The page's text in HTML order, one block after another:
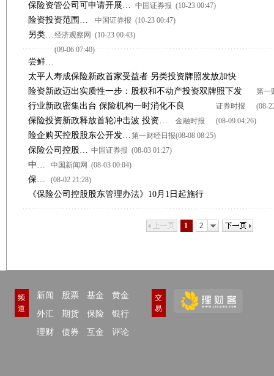
(10-23 00:47)
中国证券报
(10-23 00:47)
保险资管公司可申请开展公募业务 险企又迎利好
中国证券报
(10-23 00:43)
险资投资范围进一步扩大
经济观察网
(09-06 07:40)
另类投资牌照密集下发 险资青睐债权计划
尝鲜另类投资 保险基础设施债权计划先行
太平人寿成保险新政首家受益者 另类投资牌照发放加快
第一
(08-
险资新政迈出实质性一步：股权和不动产投资双牌照下发
证券时报
(08-09 04:26)
行业新政密集出台 保险机构一时消化不良
金融时报
(08-08 08:25)
保险投资新政释放首轮冲击波 投资准入门槛齐降
第一财经日报
(08-03 01:27)
险企购买控股股东公开发行债券不得超过10%
中国证券报
(08-03 00:04)
保险公司控股股东不得向险企出售非公开发行债券
中国新闻网
(08-02 21:28)
中国保监会出台新规 规范险企控股股东行为
保监会：险企股东损害公司利益不改正将被责令转让股权
《保险公司控股股东管理办法》10月1日起施行
1 2
下一页
频
道
新闻 股票 基金
黄金
外汇
期货 保险
银行
理财
债券 互金 评论
交
易